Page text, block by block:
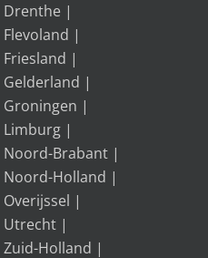
Drenthe |
Flevoland |
Friesland |
Gelderland |
Groningen |
Limburg|
Noord-Brabant|
Noord-Holland |
Overijssel |
Utrecht|
Zuid-Holland |